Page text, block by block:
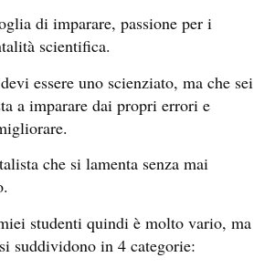
di imparare, passione per i
scientifica.
essere uno scienziato, ma che sei
a imparare dai propri errori e
che si lamenta senza mai
studenti quindi è molto vario, ma
suddividono in 4 categorie: